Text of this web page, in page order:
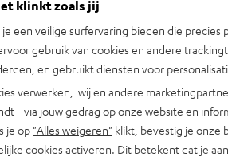
+31
klinkt zoals jij
je een veilige surfervaring bieden die precies
gebruik van cookies en andere
en gebruikt diensten voor
verwerken, wij en andere
- via jouw gedrag op onze website en
je op "Alles weigeren" klikt, bevestig je onze
cookies activeren. Dit betekent dat je